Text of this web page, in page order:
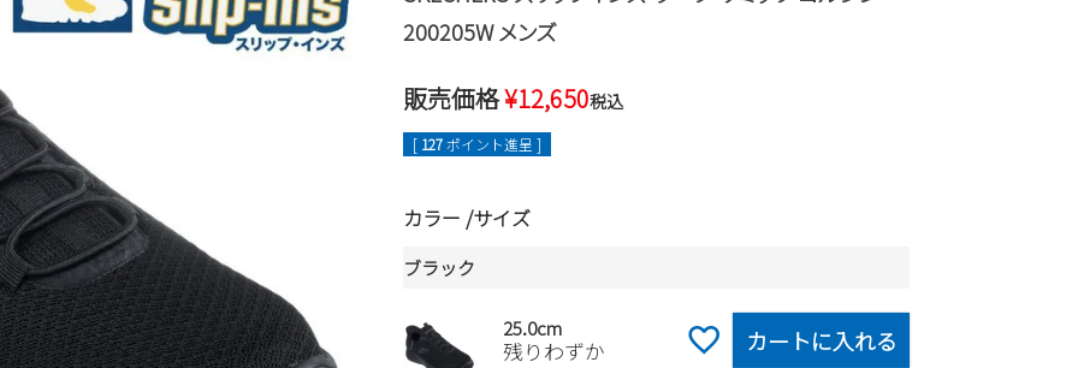
puma
ウェア
new balance
200205W メンズ
販売価格¥12,650税込
[ 127ポイント進呈 ]
カラー サイズ
ブラック
25.0cm
残りわずか カートに入れる